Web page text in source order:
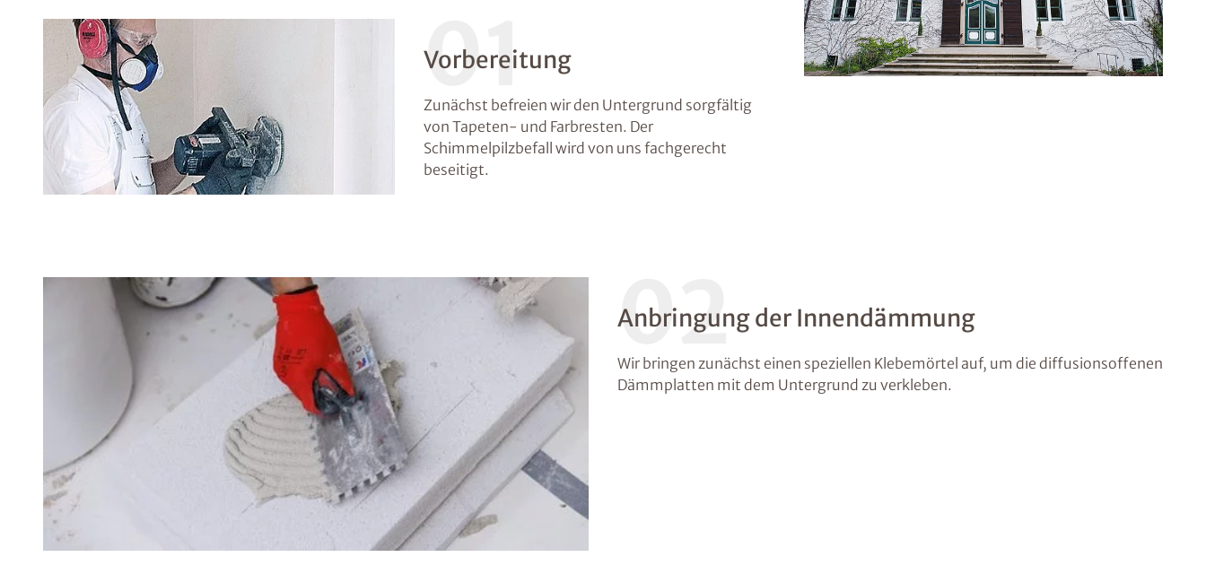
01
Vorbereitung
Zunächst befreien wir den Untergrund sorgfältig
von Tapeten- und Farbresten. Der
Schimmelpilzbefall wird von uns fachgerecht
beseitigt.
02
Anbringung der Innendämmung
Wir bringen zunächst einen speziellen Klebemörtel auf, um die diffusionsoffenen
Dämmplatten mit dem Untergrund zu verkleben.